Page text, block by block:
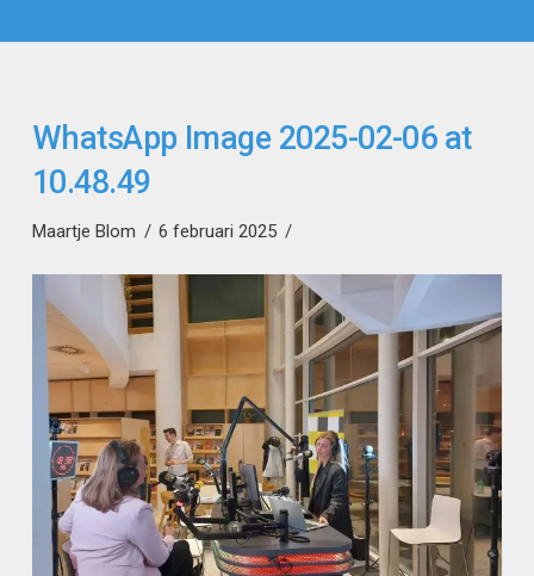
WhatsApp Image 2025-02-06 at
10.48.49
Maartje Blom 6 februari 2025